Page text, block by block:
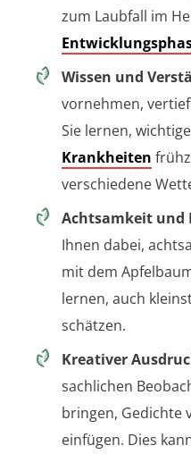
zum Laubfall im
Wissen und
vornehmen,
Sie lernen,
Krankheiten
verschiedene
Achtsamkeit und
Ihnen dabei,
mit dem
lernen, auch
schätzen.
Kreativer
sachlichen
bringen, Gedichte
einfügen. Dies